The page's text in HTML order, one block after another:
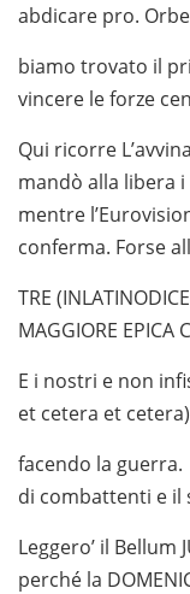
abdicare pro.
biamo trovato il
vincere le forze
Qui ricorre
mandò alla libera
mentre
conferma. Forse
TRE
MAGGIORE EPICA
E i nostri e non
et cetera et
facendo la
di combattenti e il
Leggero’ il Bellum
perché la